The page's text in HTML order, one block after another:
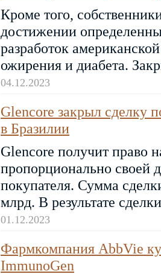
Кроме того,
достижении
разработок
ожирения и диабета.
04.12.2023
Glencore закрыл сделку
в Бразилии
Glencore получит право
пропорционально своей
покупателя. Сумма
млрд. В результате
01.12.2023
Фармкомпания AbbVie
ImmunoGen